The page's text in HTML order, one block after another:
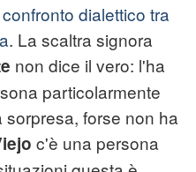
confronto dialettico tra
. La scaltra signora
non dice il vero: l'ha
particolarmente
forse non ha
c'è una persona